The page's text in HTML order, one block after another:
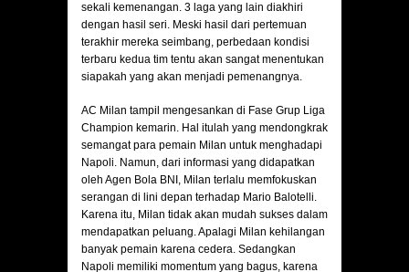
sekali kemenangan. 3 laga yang lain diakhiri
dengan hasil seri. Meski hasil dari pertemuan
terakhir mereka seimbang, perbedaan kondisi
terbaru kedua tim tentu akan sangat menentukan
siapakah yang akan menjadi pemenangnya.
AC Milan tampil mengesankan di Fase Grup Liga
Champion kemarin. Hal itulah yang mendongkrak
semangat para pemain Milan untuk menghadapi
Napoli. Namun, dari informasi yang didapatkan
oleh Agen Bola BNI, Milan terlalu memfokuskan
serangan di lini depan terhadap Mario Balotelli.
Karena itu, Milan tidak akan mudah sukses dalam
mendapatkan peluang. Apalagi Milan kehilangan
banyak pemain karena cedera. Sedangkan
Napoli memiliki momentum yang bagus, karena